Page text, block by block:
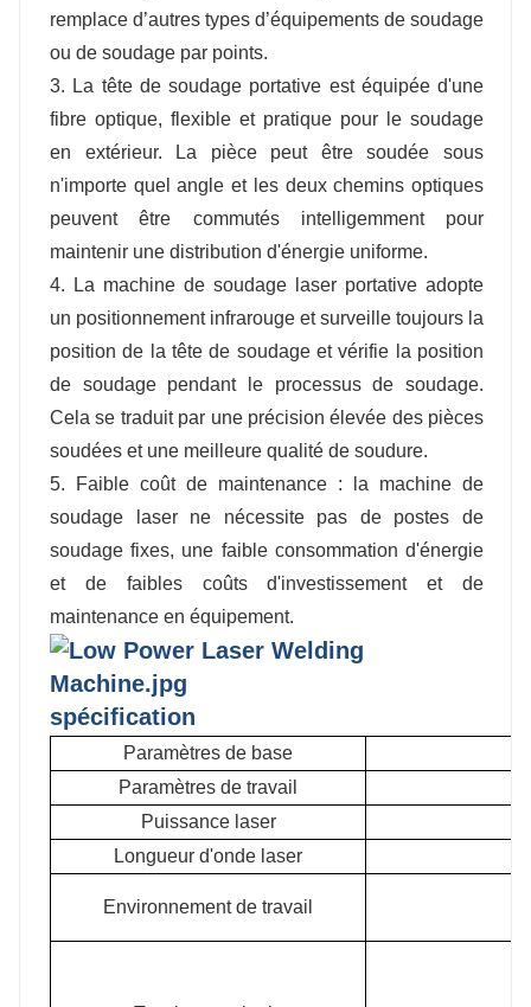
remplace d’autres types d’équipements de soudage
ou de soudage par points.
3. La tête de soudage portative est équipée d'une
fibre optique, flexible et pratique pour le soudage
en extérieur. La pièce peut être soudée sous
n'importe quel angle et les deux chemins optiques
peuvent être commutés intelligemment pour
maintenir une distribution d'énergie uniforme.
4. La machine de soudage laser portative adopte
un positionnement infrarouge et surveille toujours la
position de la tête de soudage et vérifie la position
de soudage pendant le processus de soudage.
Cela se traduit par une précision élevée des pièces
soudées et une meilleure qualité de soudure.
5. Faible coût de maintenance : la machine de
soudage laser ne nécessite pas de postes de
soudage fixes, une faible consommation d'énergie
et de faibles coûts d'investissement et de
maintenance en équipement.
spécification
Paramètres de base
Paramètres de travail
Puissance laser
Longueur d'onde laser
Environnement de travail